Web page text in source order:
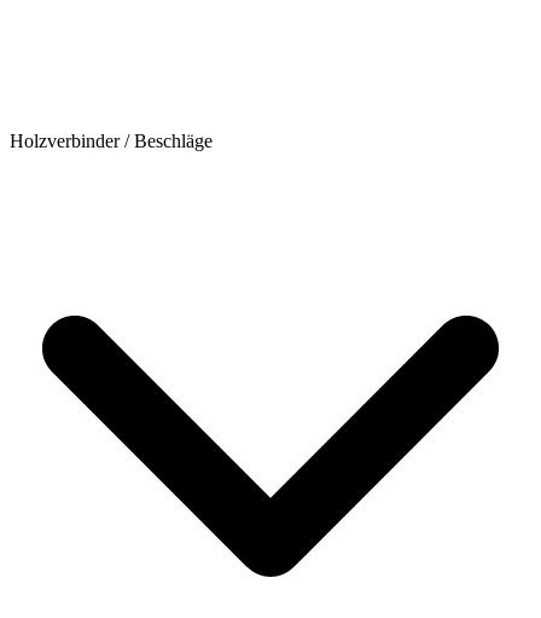
Holzverbinder / Beschläge